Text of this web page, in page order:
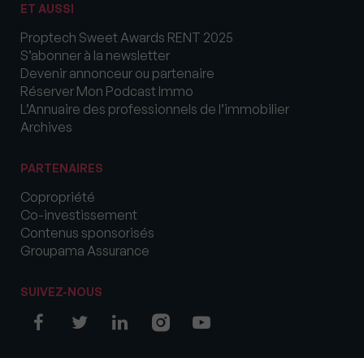
ET AUSSI
Proptech Sweet Awards RENT 2025
S’abonner à la newsletter
Devenir annonceur ou partenaire
Réserver Mon Podcast Immo
L’Annuaire des professionnels de l’immobilier
Archives
PARTENAIRES
Copropriété
Co-investissement
Contenus sponsorisés
Groupama Assurance
SUIVEZ-NOUS